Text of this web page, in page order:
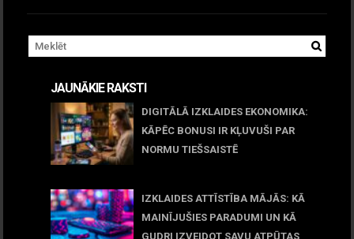
JAUNĀKIE RAKSTI
DIGITĀLĀ IZKLAIDES EKONOMIKA:
KĀPĒC BONUSI IR KĻUVUŠI PAR
NORMU TIEŠSAISTĒ
IZKLAIDES ATTĪSTĪBA MĀJĀS: KĀ
MAINĪJUŠIES PARADUMI UN KĀ
GUDRI IZVEIDOT SAVU ATPŪTAS